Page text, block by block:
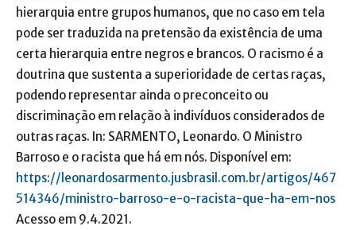
hierarquia entre grupos humanos, que no caso em tela
pode ser traduzida na pretensão da existência de uma
certa hierarquia entre negros e brancos. O racismo é a
doutrina que sustenta a superioridade de certas raças,
podendo representar ainda o preconceito ou
discriminação em relação à indivíduos considerados de
outras raças. In: SARMENTO, Leonardo. O Ministro
Barroso e o racista que há em nós. Disponível em:
https://leonardosarmento.jusbrasil.com.br/artigos/467
514346/ministro-barroso-e-o-racista-que-ha-em-nos
Acesso em 9.4.2021.